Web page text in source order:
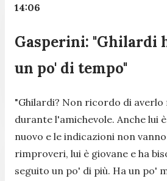
14:06
Gasperini: "Ghilardi
un po' di tempo"
"Ghilardi? Non ricordo di
durante l'amichevole. Anche lui
nuovo e le indicazioni non
rimproveri, lui è giovane e ha
seguito un po' di più. Ha un po'